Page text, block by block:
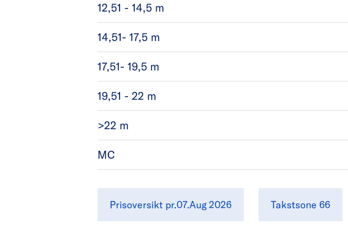
12,51 - 14,5 m
14,51- 17,5 m
17,51- 19,5 m
19,51 - 22 m
>22 m
MC
Prisoversikt pr.07.Aug 2026 Takstsone 66